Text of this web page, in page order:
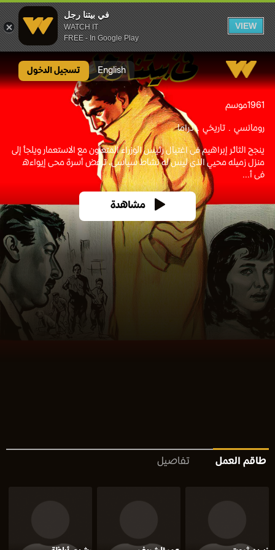
في بيتنا رجل
WATCH IT
FREE - In Google Play
VIEW
English تسجيل الدخول
1961موسم
رومانسي تاريخي دراما
ينجح الثائر إبراهيم فى اغتيال رئيس الوزراء المتعاون مع الاستعمار ويلجأ إلى
منزل زميله محيي الذى ليس له نشاط سياسى، ترفض أسرة محى إيواءه
فى أ...
مشاهدة
طاقم العمل تفاصيل